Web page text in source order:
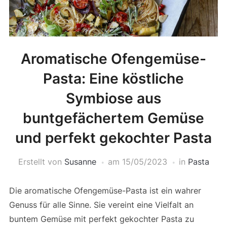
Aromatische Ofengemüse-
Pasta: Eine köstliche
Symbiose aus
buntgefächertem Gemüse
und perfekt gekochter Pasta
Erstellt von Susanne am 15/05/2023 in Pasta
Die aromatische Ofengemüse-Pasta ist ein wahrer
Genuss für alle Sinne. Sie vereint eine Vielfalt an
buntem Gemüse mit perfekt gekochter Pasta zu